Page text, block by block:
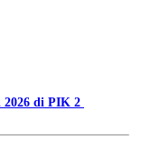
2026 di PIK 2